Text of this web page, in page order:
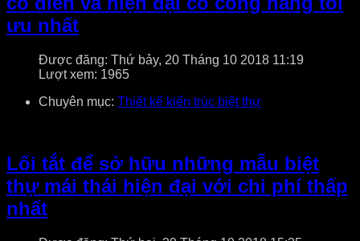
ưu nhất
Được đăng: Thứ bảy, 20 Tháng 10 2018 11:19
Lượt xem: 1965
Chuyên mục: Thiết kế kiến trúc biệt thự
Lối tắt để sở hữu những mẫu biệt
thự mái thái hiện đại với chi phí thấp
nhất